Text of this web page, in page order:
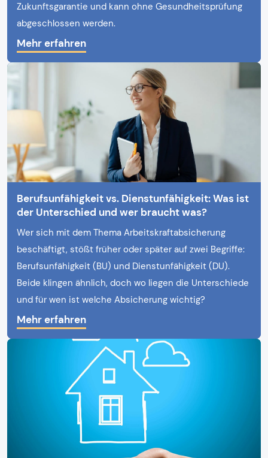
Zukunftsgarantie und kann ohne Gesundheitsprüfung
abgeschlossen werden.
Mehr erfahren
Berufsunfähigkeit vs. Dienstunfähigkeit: Was ist
der Unterschied und wer braucht was?
Wer sich mit dem Thema Arbeitskraftabsicherung
beschäftigt, stößt früher oder später auf zwei Begriffe:
Berufsunfähigkeit (BU) und Dienstunfähigkeit (DU).
Beide klingen ähnlich, doch wo liegen die Unterschiede
und für wen ist welche Absicherung wichtig?
Mehr erfahren